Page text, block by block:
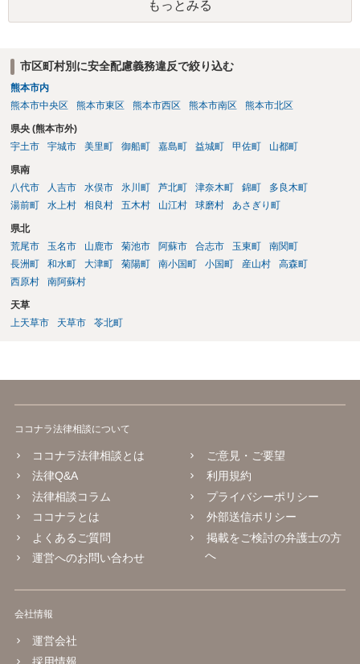
りません。審判委員会は、書面よりも実際のやり取りや和解に向けた
姿勢を重視します。したがって、書面のチェックだけを第三者に依頼
くい可能性があります。 また、仮に審判が出たとしても、相手方が異
議を申し立てれば通常訴訟に移行します。その場合は、改めて訴訟の
主張立証をしなければならず、事実上ゼロからの再スタートとなりま
す。したがって、労働審判の場で和解を成立させることが最も現実的
かつ負担の少ない解決方法です。 本人申立てであっても、できれば労
働法に詳しい弁護士や労働問題に精通した支援者に、書面だけでなく
全体の交渉戦略や和解金の相場などを含めて事前に相談し、サポート
してもらうことが望ましいです。書面が完成した段階で一度でも相談
を入れておけば、審判期日に向けた心構えや調整の方向性も明確にな
ります。 労働審判はスピード勝負です。孤立せず、知識と経験のある
鍵となります。
もっとみる
市区町村別に安全配慮義務違反で絞り込む
熊本市内
熊本市中央区
熊本市東区 熊本市西区 熊本市南区 熊本市北区
県央 (熊本市外)
宇土市
宇城市 美里町 御船町 嘉島町 益城町 甲佐町 山都町
県南
八代市
人吉市 水俣市 氷川町 芦北町 津奈木町 錦町
多良木町
湯前町
水上村 相良村 五木村 山江村 球磨村 あさぎり町
県北
荒尾市
玉名市 山鹿市 菊池市 阿蘇市 合志市 玉東町
南関町
長洲町
和水町 大津町 菊陽町 南小国町 小国町 産山村
高森町
西原村
南阿蘇村
天草
上天草市
天草市 苓北町
ココナラ法律相談について
ココナラ法律相談とは
法律Q&A
法律相談コラム
ココナラとは
よくあるご質問
運営へのお問い合わせ
ご意見・ご要望
利用規約
プライバシーポリシー
外部送信ポリシー
掲載をご検討の弁護士の方
へ
会社情報
運営会社
採用情報